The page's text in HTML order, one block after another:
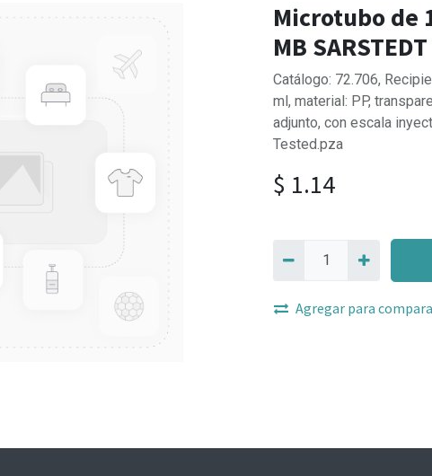
Microtubo de
MB SARSTEDT
Catálogo: 72.706,
ml, material: PP,
adjunto, con escala
Tested.pza
$ 1.14
Agregar para